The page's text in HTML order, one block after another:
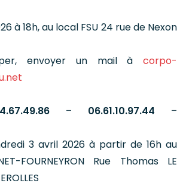
à 18h, au local FSU 24 rue de Nexon
envoyer un mail à corpo-
– 06.61.10.97.44 –
3 avril 2026 à partir de 16h au
FOURNEYRON Rue Thomas LE